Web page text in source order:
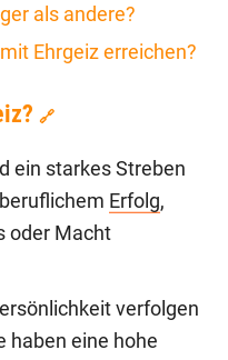
als andere?
Ehrgeiz erreichen?
🔗
ein starkes Streben
Erfolg,
oder Macht
verfolgen
haben eine hohe